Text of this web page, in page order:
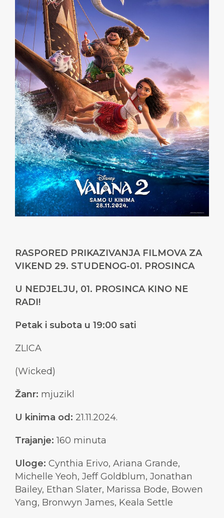
RASPORED PRIKAZIVANJA FILMOVA ZA
VIKEND 29. STUDENOG-01. PROSINCA
U NEDJELJU, 01. PROSINCA KINO NE
RADI!
Petak i subota u 19:00 sati
ZLICA
(Wicked)
Žanr: mjuzikl
U kinima od: 21.11.2024.
Trajanje: 160 minuta
Uloge: Cynthia Erivo, Ariana Grande,
Michelle Yeoh, Jeff Goldblum, Jonathan
Bailey, Ethan Slater, Marissa Bode, Bowen
Yang, Bronwyn James, Keala Settle